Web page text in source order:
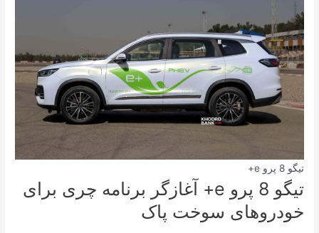
تیگو 8 پرو e+
تیگو 8 پرو e+ آغازگر برنامه چری برای
خودروهای سوخت پاک